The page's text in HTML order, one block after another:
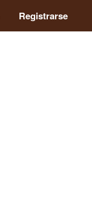
Registrarse